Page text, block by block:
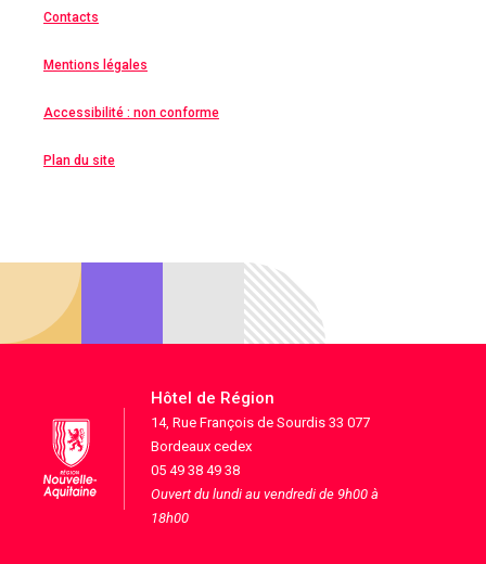
Contacts
Mentions légales
Accessibilité : non conforme
Plan du site
Hôtel de Région
14, Rue François de Sourdis 33 077
Bordeaux cedex
05 49 38 49 38
Ouvert du lundi au vendredi de 9h00 à
18h00